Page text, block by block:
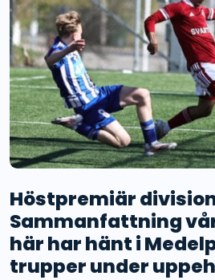
Höstpremiär
Sammanfattning
här har hänt i
trupper under